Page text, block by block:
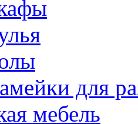
для
мебель